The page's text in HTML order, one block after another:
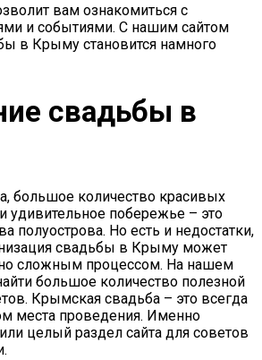
вам ознакомиться с
и событиями. С нашим сайтом
в Крыму становится намного
свадьбы в
большое количество красивых
удивительное побережье – это
полуострова. Но есть и недостатки,
свадьбы в Крыму может
сложным процессом. На нашем
большое количество полезной
Крымская свадьба – это всегда
места проведения. Именно
целый раздел сайта для советов